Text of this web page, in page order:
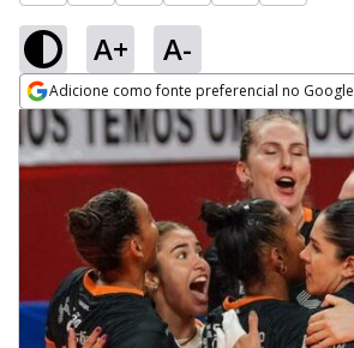
A+ A-
Adicione como fonte preferencial no Google
Opens in new window